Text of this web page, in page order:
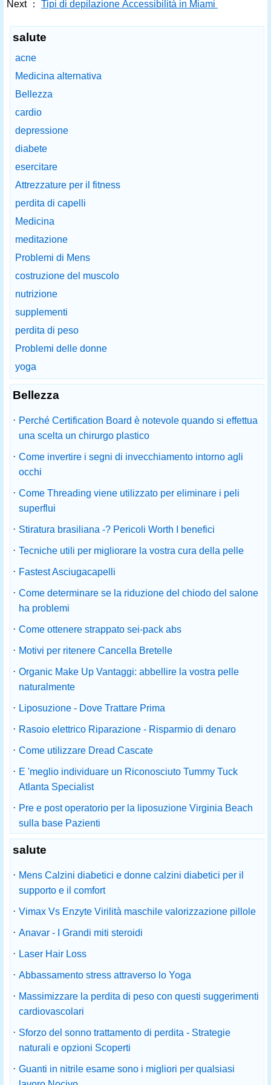
Next ： Tipi di depilazione Accessibilità in Miami
salute
acne
Medicina alternativa
Bellezza
cardio
depressione
diabete
esercitare
Attrezzature per il fitness
perdita di capelli
Medicina
meditazione
Problemi di Mens
costruzione del muscolo
nutrizione
supplementi
perdita di peso
Problemi delle donne
yoga
Bellezza
· Perché Certification Board è notevole quando si effettua
una scelta un chirurgo plastico
· Come invertire i segni di invecchiamento intorno agli
occhi
· Come Threading viene utilizzato per eliminare i peli
superflui
· Stiratura brasiliana -? Pericoli Worth I benefici
· Tecniche utili per migliorare la vostra cura della pelle
· Fastest Asciugacapelli
· Come determinare se la riduzione del chiodo del salone
ha problemi
· Come ottenere strappato sei-pack abs
· Motivi per ritenere Cancella Bretelle
· Organic Make Up Vantaggi: abbellire la vostra pelle
naturalmente
· Liposuzione - Dove Trattare Prima
· Rasoio elettrico Riparazione - Risparmio di denaro
· Come utilizzare Dread Cascate
· E 'meglio individuare un Riconosciuto Tummy Tuck
Atlanta Specialist
· Pre e post operatorio per la liposuzione Virginia Beach
sulla base Pazienti
salute
· Mens Calzini diabetici e donne calzini diabetici per il
supporto e il comfort
· Vimax Vs Enzyte Virilità maschile valorizzazione pillole
· Anavar - I Grandi miti steroidi
· Laser Hair Loss
· Abbassamento stress attraverso lo Yoga
· Massimizzare la perdita di peso con questi suggerimenti
cardiovascolari
· Sforzo del sonno trattamento di perdita - Strategie
naturali e opzioni Scoperti
· Guanti in nitrile esame sono i migliori per qualsiasi